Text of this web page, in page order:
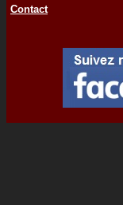
Contact